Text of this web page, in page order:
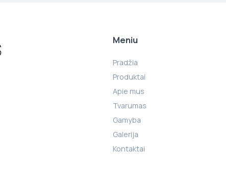
Meniu
Pradžia
Produktai
Apie mus
Tvarumas
Gamyba
Galerija
Kontaktai